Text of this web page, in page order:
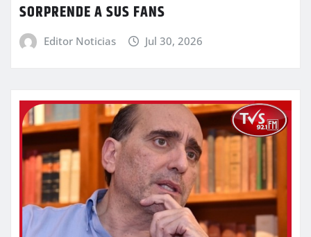
SORPRENDE A SUS FANS
Editor Noticias Jul 30, 2026